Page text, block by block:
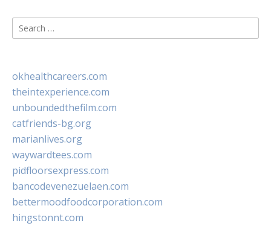
Search
for:
okhealthcareers.com
theintexperience.com
unboundedthefilm.com
catfriends-bg.org
marianlives.org
waywardtees.com
pidfloorsexpress.com
bancodevenezuelaen.com
bettermoodfoodcorporation.com
hingstonnt.com